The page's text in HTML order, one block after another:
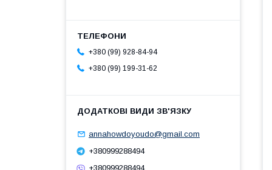
+380 (99) 928-84-94
+380 (99) 199-31-62
annahowdoyoudo@gmail.com
+380999288494
+380999288494